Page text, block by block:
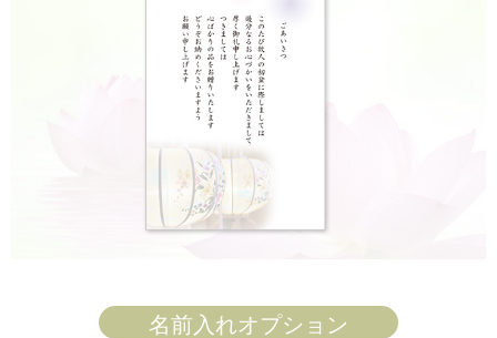
名前入れオプション